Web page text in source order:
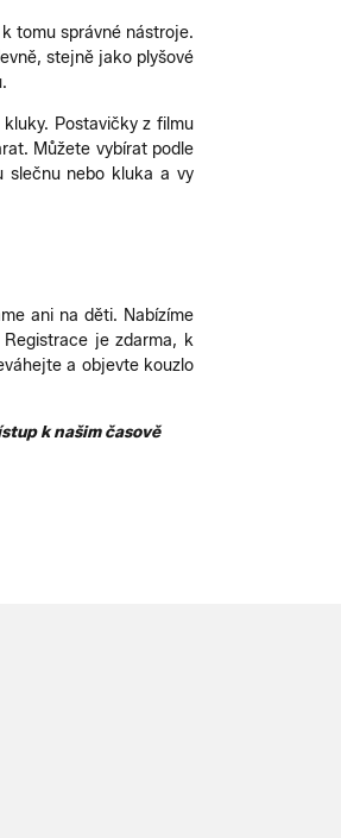
tomu správné nástroje.
stejně jako plyšové
Postavičky z filmu
Můžete vybírat podle
slečnu nebo kluka a vy
ani na děti. Nabízíme
je zdarma, k
a objevte kouzlo
k našim časově